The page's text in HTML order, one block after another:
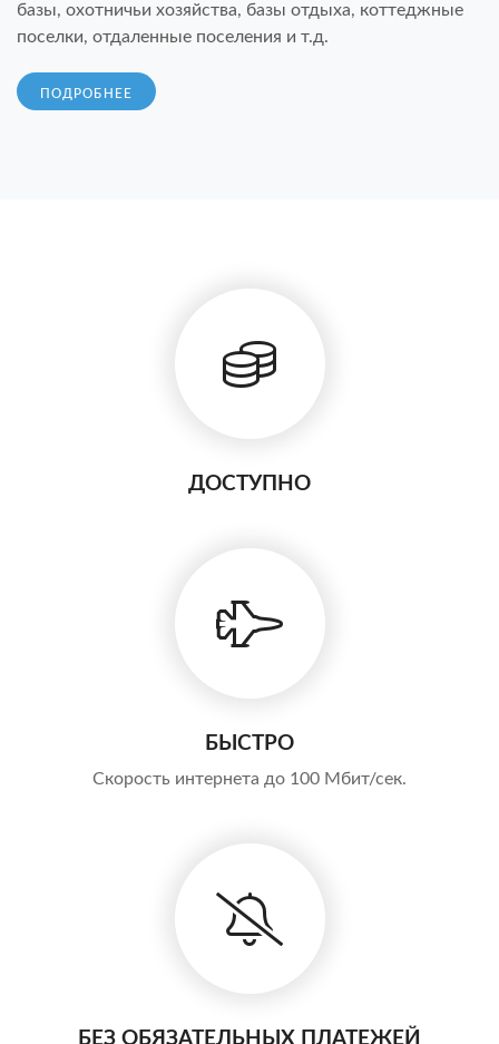
базы, охотничьи хозяйства, базы отдыха, коттеджные
поселки, отдаленные поселения и т.д.
ПОДРОБНЕЕ
ДОСТУПНО
БЫСТРО
Скорость интернета до 100 Мбит/сек.
БЕЗ ОБЯЗАТЕЛЬНЫХ ПЛАТЕЖЕЙ